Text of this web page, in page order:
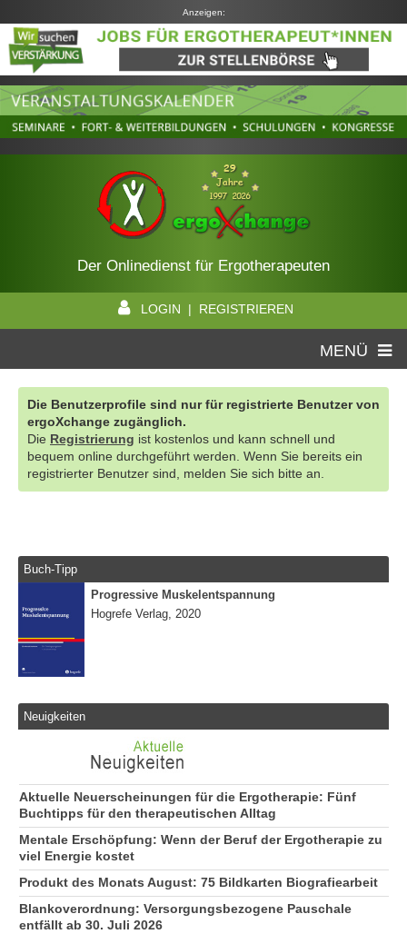
Anzeigen:
Der Onlinedienst für Ergotherapeuten
LOGIN | REGISTRIEREN
MENÜ
Die Benutzerprofile sind nur für registrierte Benutzer von
ergoXchange zugänglich.
Die Registrierung ist kostenlos und kann schnell und
bequem online durchgeführt werden. Wenn Sie bereits ein
registrierter Benutzer sind, melden Sie sich bitte an.
Buch-Tipp
Progressive Muskelentspannung
Hogrefe Verlag, 2020
Neuigkeiten
Aktuelle Neuerscheinungen für die Ergotherapie: Fünf
Buchtipps für den therapeutischen Alltag
Mentale Erschöpfung: Wenn der Beruf der Ergotherapie zu
viel Energie kostet
Produkt des Monats August: 75 Bildkarten Biografiearbeit
Blankoverordnung: Versorgungsbezogene Pauschale
entfällt ab 30. Juli 2026